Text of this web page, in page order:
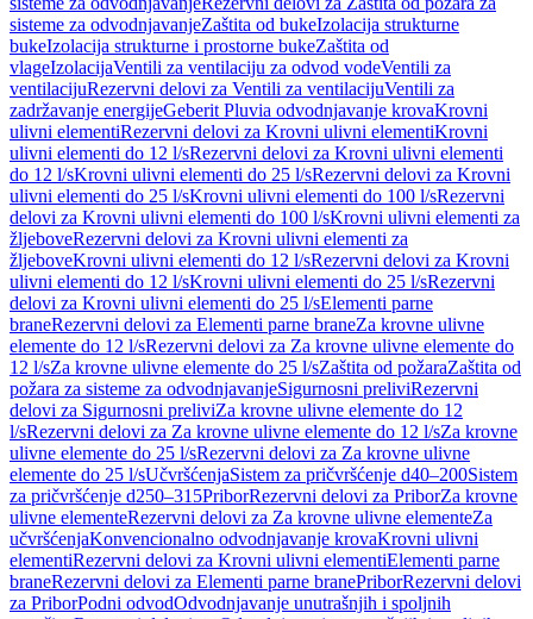
sisteme za odvodnjavanjeZaštita od bukeIzolacija strukturne
bukeIzolacija strukturne i prostorne bukeZaštita od
vlageIzolacijaVentili za ventilaciju za odvod vodeVentili za
ventilacijuRezervni delovi za Ventili za ventilacijuVentili za
zadržavanje energijeGeberit Pluvia odvodnjavanje krovaKrovni
ulivni elementiRezervni delovi za Krovni ulivni elementiKrovni
ulivni elementi do 12 l/sRezervni delovi za Krovni ulivni elementi
do 12 l/sKrovni ulivni elementi do 25 l/sRezervni delovi za Krovni
ulivni elementi do 25 l/sKrovni ulivni elementi do 100 l/sRezervni
delovi za Krovni ulivni elementi do 100 l/sKrovni ulivni elementi za
žljeboveRezervni delovi za Krovni ulivni elementi za
žljeboveKrovni ulivni elementi do 12 l/sRezervni delovi za Krovni
ulivni elementi do 12 l/sKrovni ulivni elementi do 25 l/sRezervni
delovi za Krovni ulivni elementi do 25 l/sElementi parne
braneRezervni delovi za Elementi parne braneZa krovne ulivne
elemente do 12 l/sRezervni delovi za Za krovne ulivne elemente do
12 l/sZa krovne ulivne elemente do 25 l/sZaštita od požaraZaštita od
požara za sisteme za odvodnjavanjeSigurnosni preliviRezervni
delovi za Sigurnosni preliviZa krovne ulivne elemente do 12
l/sRezervni delovi za Za krovne ulivne elemente do 12 l/sZa krovne
ulivne elemente do 25 l/sRezervni delovi za Za krovne ulivne
elemente do 25 l/sUčvršćenjaSistem za pričvršćenje d40–200Sistem
za pričvršćenje d250–315PriborRezervni delovi za PriborZa krovne
ulivne elementeRezervni delovi za Za krovne ulivne elementeZa
učvršćenjaKonvencionalno odvodnjavanje krovaKrovni ulivni
elementiRezervni delovi za Krovni ulivni elementiElementi parne
braneRezervni delovi za Elementi parne branePriborRezervni delovi
za PriborPodni odvodOdvodnjavanje unutrašnjih i spoljnih